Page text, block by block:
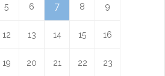
5 6 7 8 9
12 13 14 15 16
19 20 21 22 23